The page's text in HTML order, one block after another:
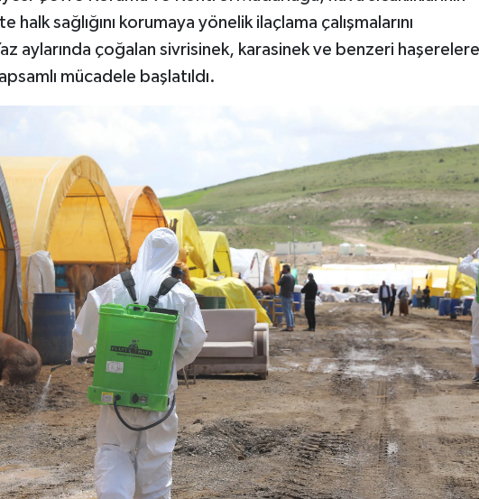
halk sağlığını korumaya yönelik ilaçlama çalışmalarını
aylarında çoğalan sivrisinek, karasinek ve benzeri haşerelere
mücadele başlatıldı.